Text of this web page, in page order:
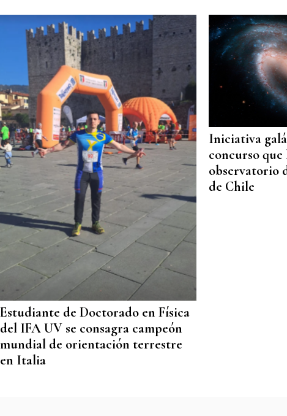
Estudiante de Doctorado en Física
del IFA UV se consagra campeón
mundial de orientación terrestre
en Italia
Iniciativa
concurso que
observatorio
de Chile